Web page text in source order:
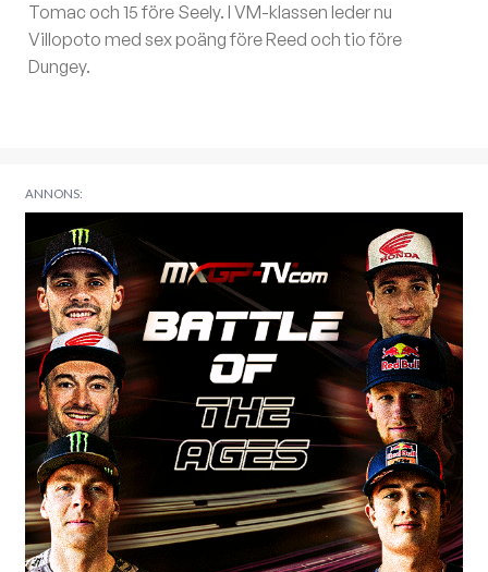
Tomac och 15 före Seely. I VM-klassen leder nu
Villopoto med sex poäng före Reed och tio före
Dungey.
ANNONS: